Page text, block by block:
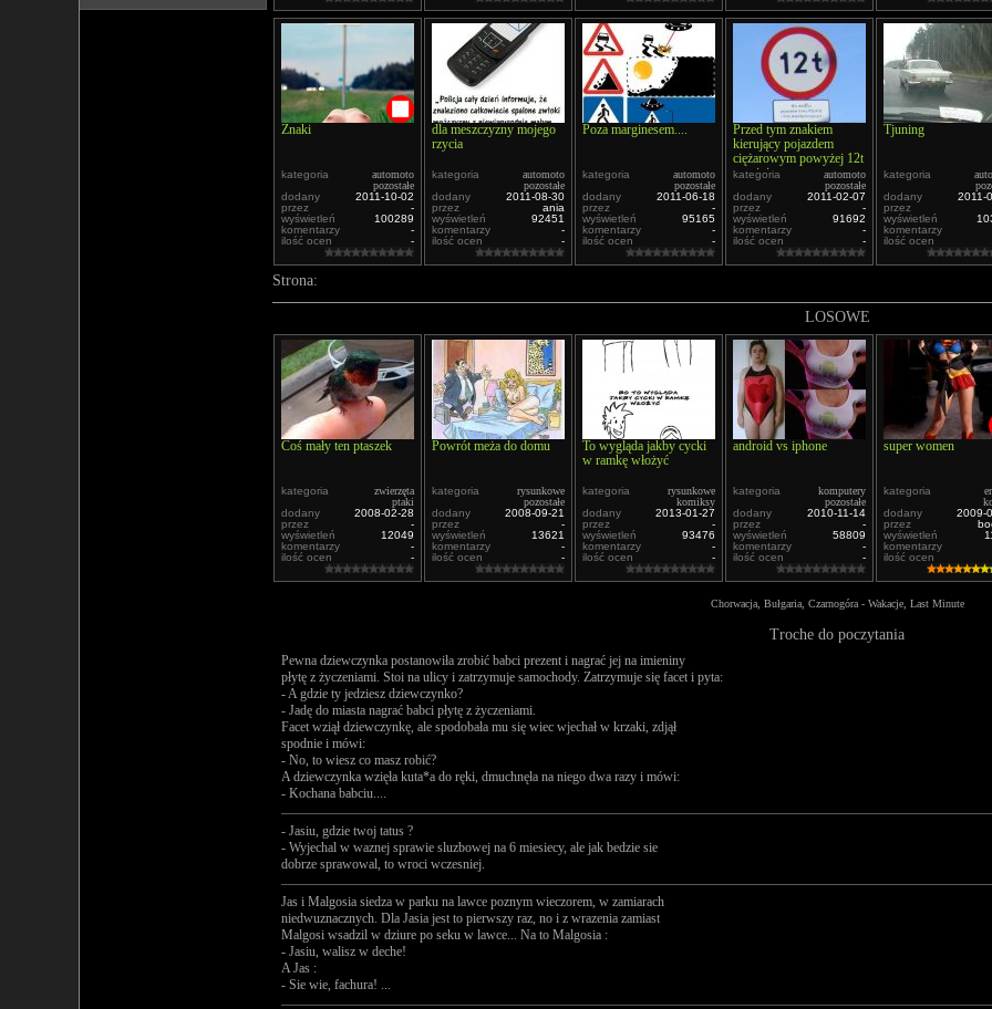
Znaki
kategoria
automoto
pozostałe
dodany
2011-10-02
przez
-
wyświetleń
100289
komentarzy
-
ilość ocen
-
dla meszczyzny mojego
rzycia
kategoria
automoto
pozostałe
dodany
2011-08-30
przez
ania
wyświetleń
92451
komentarzy
-
ilość ocen
-
Poza marginesem....
kategoria
automoto
pozostałe
dodany
2011-06-18
przez
-
wyświetleń
95165
komentarzy
-
ilość ocen
-
Przed tym znakiem
kierujący pojazdem
ciężarowym powyżej 12t
powinien...
kategoria
automoto
pozostałe
dodany
2011-02-07
przez
-
wyświetleń
91692
komentarzy
-
ilość ocen
-
Tjuning
kategoria
dodany
2011-
przez
wyświetleń
komentarzy
ilość ocen
Strona:
LOSOWE
Coś mały ten ptaszek
kategoria
zwierzęta
ptaki
dodany
2008-02-28
przez
-
wyświetleń
12049
komentarzy
-
ilość ocen
-
Powrót meża do domu
kategoria
rysunkowe
pozostałe
dodany
2008-09-21
przez
-
wyświetleń
13621
komentarzy
-
ilość ocen
-
To wygląda jakby cycki
w ramkę włożyć
kategoria
rysunkowe
komiksy
dodany
2013-01-27
przez
-
wyświetleń
93476
komentarzy
-
ilość ocen
-
android vs iphone
kategoria
komputery
pozostałe
dodany
2010-11-14
przez
-
wyświetleń
58809
komentarzy
-
ilość ocen
-
super women
kategoria
dodany
2009-
przez
wyświetleń
komentarzy
ilość ocen
Chorwacja, Bułgaria, Czarnogóra - Wakacje, Last Minute
Troche do poczytania
Pewna dziewczynka postanowiła zrobić babci prezent i nagrać jej na imieniny
płytę z życzeniami. Stoi na ulicy i zatrzymuje samochody. Zatrzymuje się facet i pyta:
- A gdzie ty jedziesz dziewczynko?
- Jadę do miasta nagrać babci płytę z życzeniami.
Facet wziął dziewczynkę, ale spodobała mu się wiec wjechał w krzaki, zdjął
spodnie i mówi:
- No, to wiesz co masz robić?
A dziewczynka wzięła kuta*a do ręki, dmuchnęła na niego dwa razy i mówi:
- Kochana babciu....
- Jasiu, gdzie twoj tatus ?
- Wyjechal w waznej sprawie sluzbowej na 6 miesiecy, ale jak bedzie sie
dobrze sprawowal, to wroci wczesniej.
Jas i Malgosia siedza w parku na lawce poznym wieczorem, w zamiarach
niedwuznacznych. Dla Jasia jest to pierwszy raz, no i z wrazenia zamiast
Malgosi wsadzil w dziure po seku w lawce... Na to Malgosia :
- Jasiu, walisz w deche!
A Jas :
- Sie wie, fachura! ...